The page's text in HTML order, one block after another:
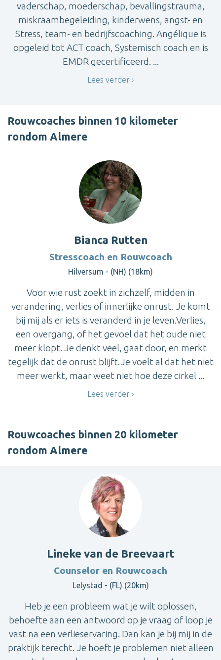
vaderschap, moederschap, bevallingstrauma,
miskraambegeleiding, kinderwens, angst- en
Stress, team- en bedrijfscoaching. Angélique is
opgeleid tot ACT coach, Systemisch coach en is
EMDR gecertificeerd. ...
Lees verder
Rouwcoaches binnen 10 kilometer
rondom Almere
Bianca Rutten
Stresscoach en Rouwcoach
Hilversum - (NH) (18km)
Voor wie rust zoekt in zichzelf, midden in
verandering, verlies of innerlijke onrust. Je komt
bij mij als er iets is veranderd in je leven.Verlies,
een overgang, of het gevoel dat het oude niet
meer klopt. Je denkt veel, gaat door, en merkt
tegelijk dat de onrust blijft.Je voelt al dat het niet
meer werkt, maar weet niet hoe deze cirkel ...
Lees verder
Rouwcoaches binnen 20 kilometer
rondom Almere
Lineke van de Breevaart
Counselor en Rouwcoach
Lelystad - (FL) (20km)
Heb je een probleem wat je wilt oplossen,
behoefte aan een antwoord op je vraag of loop je
vast na een verlieservaring. Dan kan je bij mij in de
praktijk terecht. Je hoeft je problemen niet alleen